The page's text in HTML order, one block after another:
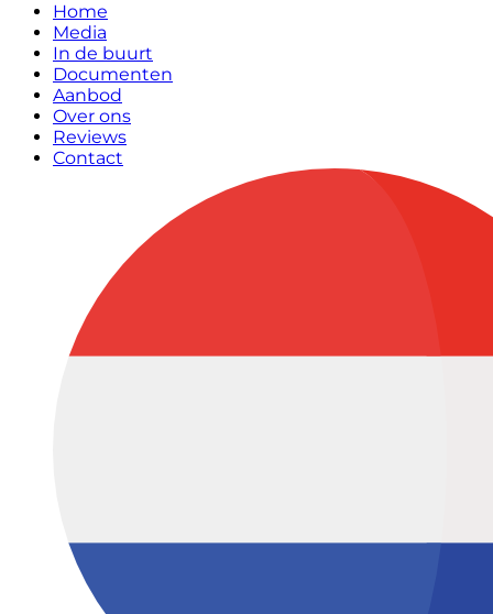
Home
Media
In de buurt
Documenten
Aanbod
Over ons
Reviews
Contact